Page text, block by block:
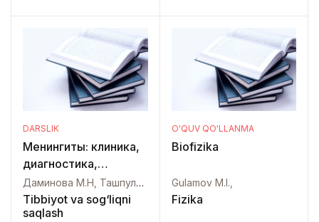
DARSLIK
Менингиты: клиника,
диагностика,
современные
подходы к лечению
Даминова М.Н, Ташпулатова Ф.К., Бекембаева Г.С.,
Tibbiyot va sog‘liqni
saqlash
O'QUV QO'LLANMA
Biofizika
Gulamov M.I.,
Fizika